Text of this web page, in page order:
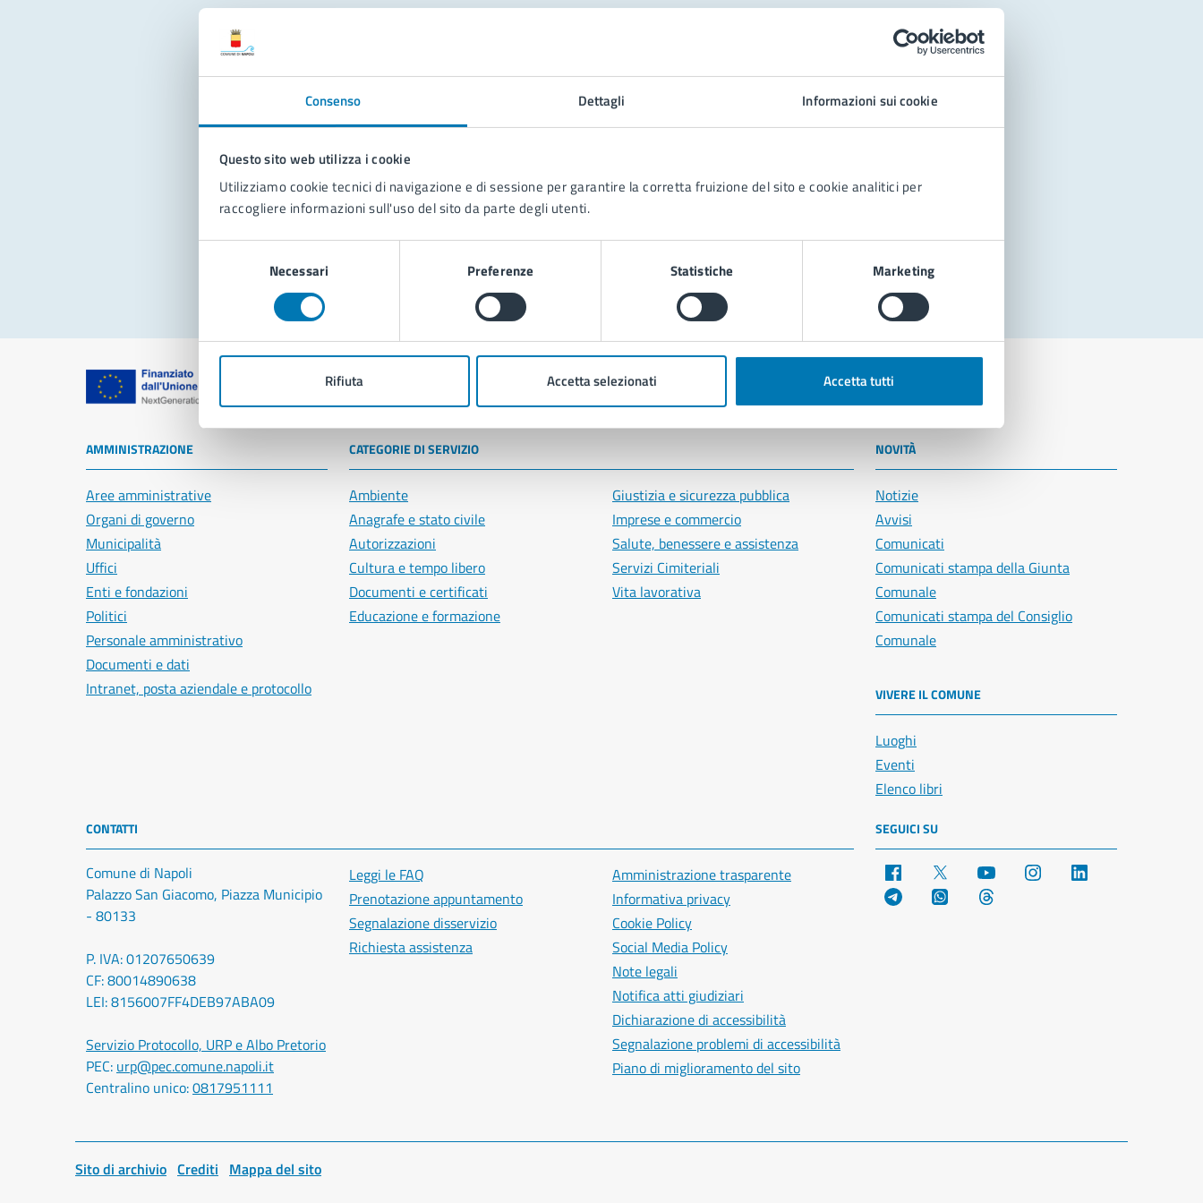
Consenso Dettagli Informazioni sui cookie
Questo sito web utilizza i cookie
Utilizziamo cookie tecnici di navigazione e di sessione per garantire la corretta fruizione del sito e cookie analitici per
raccogliere informazioni sull'uso del sito da parte degli utenti.
Necessari Preferenze Statistiche Marketing
Rifiuta Accetta selezionati Accetta tutti
Problemi in città
Segnala disservizio
Comune di Napoli
AMMINISTRAZIONE
Aree amministrative
Organi di governo
Municipalità
Uffici
Enti e fondazioni
Politici
Personale amministrativo
Documenti e dati
Intranet, posta aziendale e protocollo
CATEGORIE DI SERVIZIO
Ambiente
Anagrafe e stato civile
Autorizzazioni
Cultura e tempo libero
Documenti e certificati
Educazione e formazione
Giustizia e sicurezza pubblica
Imprese e commercio
Salute, benessere e assistenza
Servizi Cimiteriali
Vita lavorativa
NOVITÀ
Notizie
Avvisi
Comunicati
Comunicati stampa della Giunta
Comunale
Comunicati stampa del Consiglio
Comunale
VIVERE IL COMUNE
Luoghi
Eventi
Elenco libri
CONTATTI
Comune di Napoli
Palazzo San Giacomo, Piazza Municipio
- 80133
P. IVA: 01207650639
CF: 80014890638
LEI: 8156007FF4DEB97ABA09
Servizio Protocollo, URP e Albo Pretorio
PEC: urp@pec.comune.napoli.it
Centralino unico:0817951111
Leggi le FAQ
Prenotazione appuntamento
Segnalazione disservizio
Richiesta assistenza
Amministrazione trasparente
Informativa privacy
Cookie Policy
Social Media Policy
Note legali
Notifica atti giudiziari
Dichiarazione di accessibilità
Segnalazione problemi di accessibilità
Piano di miglioramento del sito
SEGUICI SU
Facebook YouTube Instagram
Telegram WhatsApp
Sito di archivio Crediti Mappa del sito